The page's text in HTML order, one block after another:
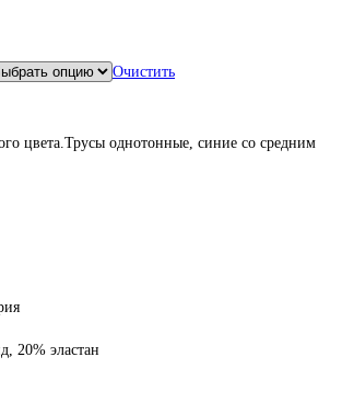
Очистить
цвета.Трусы однотонные, синие со средним
20% эластан